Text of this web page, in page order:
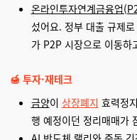
온라인투자연계금융업
섰어요. 정부 대출 규제
가 P2P 시장으로 이동하
🍯 투자·재테크
금양이 상장폐지 효력정
행 예정이던 정리매매가